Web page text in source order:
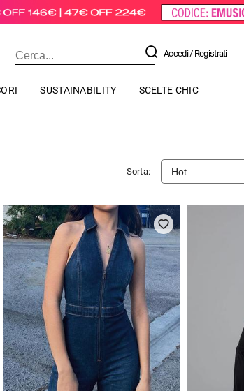
Accedi/ Registrati
SUSTAINABILITY SCELTE CHIC
Sorta: